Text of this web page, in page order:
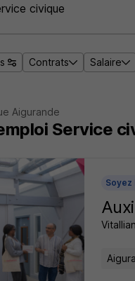
Contrats Salaire
Aigurande
Service
Soyez